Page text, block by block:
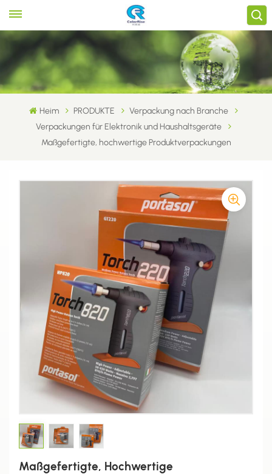
Heim PRODUKTE
Verpackung nach Branche
Verpackungen für Elektronik und Haushaltsgeräte
Maßgefertigte, hochwertige Produktverpackungen
Maßgefertigte, Hochwertige